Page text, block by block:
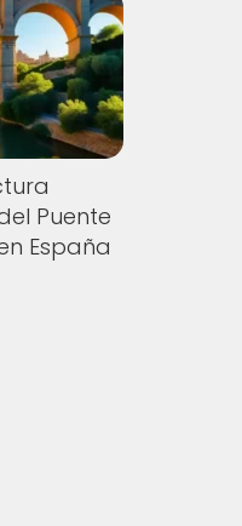
Puente
España